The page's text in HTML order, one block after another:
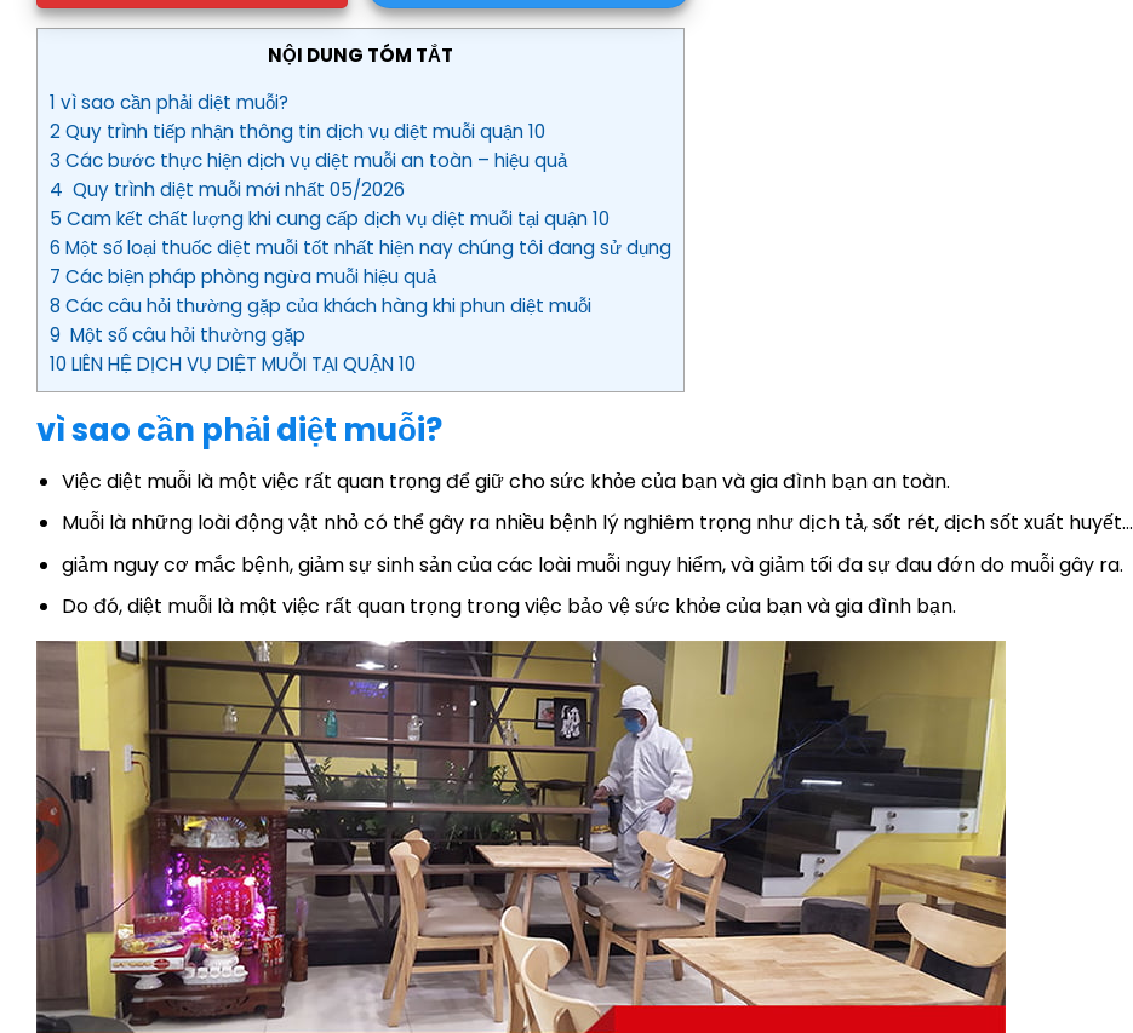
NỘI DUNG TÓM TẮT
1 vì sao cần phải diệt muỗi?
2 Quy trình tiếp nhận thông tin dịch vụ diệt muỗi quận 10
3 Các bước thực hiện dịch vụ diệt muỗi an toàn – hiệu quả
4 Quy trình diệt muỗi mới nhất 05/2026
5 Cam kết chất lượng khi cung cấp dịch vụ diệt muỗi tại quận 10
6 Một số loại thuốc diệt muỗi tốt nhất hiện nay chúng tôi đang sử dụng
7 Các biện pháp phòng ngừa muỗi hiệu quả
8 Các câu hỏi thường gặp của khách hàng khi phun diệt muỗi
9 Một số câu hỏi thường gặp
10 LIÊN HỆ DỊCH VỤ DIỆT MUỖI TẠI QUẬN 10
vì sao cần phải diệt muỗi?
Việc diệt muỗi là một việc rất quan trọng để giữ cho sức khỏe của bạn và gia đình bạn an toàn.
Muỗi là những loài động vật nhỏ có thể gây ra nhiều bệnh lý nghiêm trọng như dịch tả, sốt rét, dịch sốt xuất huyết…
giảm nguy cơ mắc bệnh, giảm sự sinh sản của các loài muỗi nguy hiểm, và giảm tối đa sự đau đớn do muỗi gây ra.
Do đó, diệt muỗi là một việc rất quan trọng trong việc bảo vệ sức khỏe của bạn và gia đình bạn.